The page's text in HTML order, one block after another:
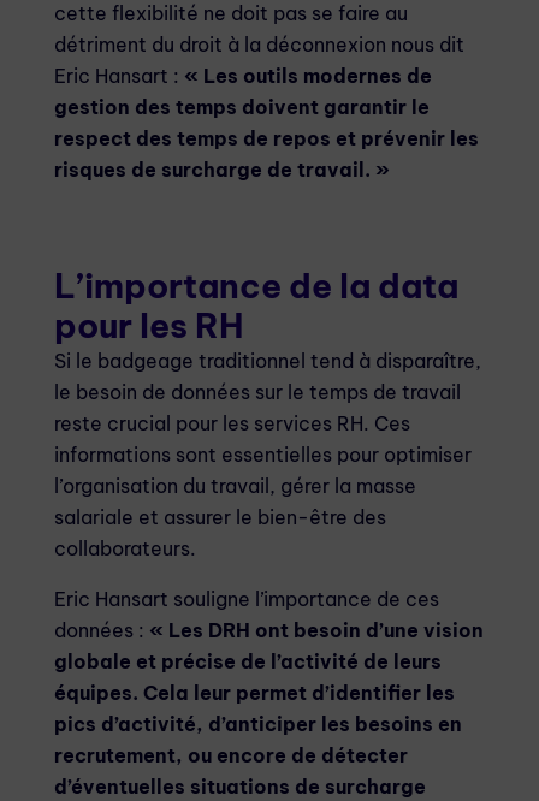
cette flexibilité ne doit pas se faire au
détriment du droit à la déconnexion nous dit
Eric Hansart : « Les outils modernes de
gestion des temps doivent garantir le
respect des temps de repos et prévenir les
risques de surcharge de travail. »
L’importance de la data
pour les RH
Si le badgeage traditionnel tend à disparaître,
le besoin de données sur le temps de travail
reste crucial pour les services RH. Ces
informations sont essentielles pour optimiser
l’organisation du travail, gérer la masse
salariale et assurer le bien-être des
collaborateurs.
Eric Hansart souligne l’importance de ces
données : « Les DRH ont besoin d’une vision
globale et précise de l’activité de leurs
équipes. Cela leur permet d’identifier les
pics d’activité, d’anticiper les besoins en
recrutement, ou encore de détecter
d’éventuelles situations de surcharge